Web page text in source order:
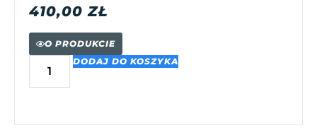
410,00ZŁ
O PRODUKCIE
DODAJ DO KOSZYKA